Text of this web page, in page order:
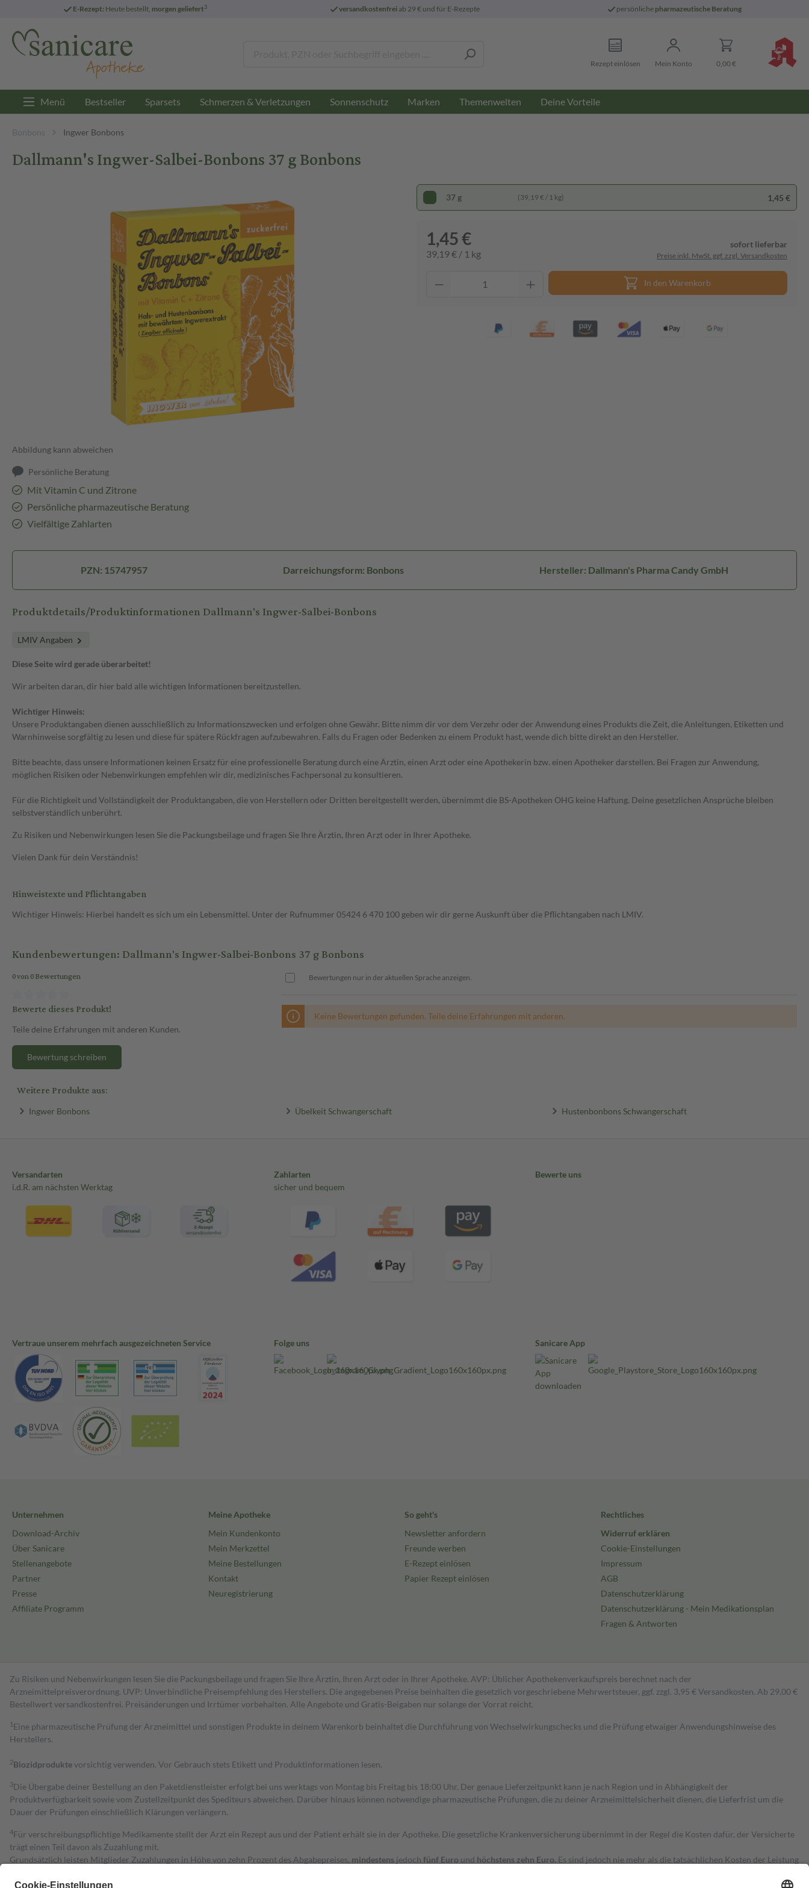
E-Rezept: Heute bestellt, morgen geliefert3 versandkostenfreiab 29 € und für E-Rezepte persönliche pharmazeutische Beratung
Rezept einlösen Mein Konto 0,00 €
Menü Bestseller Sparsets Schmerzen & Verletzungen Sonnenschutz Marken Themenwelten Deine Vorteile
Bonbons Ingwer Bonbons
Dallmann's Ingwer-Salbei-Bonbons 37 g Bonbons
Abbildung kann abweichen
Persönliche Beratung
Mit Vitamin C und Zitrone
Persönliche pharmazeutische Beratung
Vielfältige Zahlarten
37 g (39,19 € / 1 kg) 1,45 €
1,45 €
39,19 € / 1 kg
sofort lieferbar
Preise inkl. MwSt. ggf. zzgl. Versandkosten
In den Warenkorb
PZN: 15747957 Darreichungsform: Bonbons Hersteller: Dallmann's Pharma Candy GmbH
Produktdetails/Produktinformationen Dallmann's Ingwer-Salbei-Bonbons
LMIV Angaben
Diese Seite wird gerade überarbeitet!
Wir arbeiten daran, dir hier bald alle wichtigen Informationen bereitzustellen.
Wichtiger Hinweis:
Unsere Produktangaben dienen ausschließlich zu Informationszwecken und erfolgen ohne Gewähr. Bitte nimm dir vor dem Verzehr oder der Anwendung eines Produkts die Zeit, die Anleitungen, Etiketten und
Warnhinweise sorgfältig zu lesen und diese für spätere Rückfragen aufzubewahren. Falls du Fragen oder Bedenken zu einem Produkt hast, wende dich bitte direkt an den Hersteller.
Bitte beachte, dass unsere Informationen keinen Ersatz für eine professionelle Beratung durch eine Ärztin, einen Arzt oder eine Apothekerin bzw. einen Apotheker darstellen. Bei Fragen zur Anwendung,
möglichen Risiken oder Nebenwirkungen empfehlen wir dir, medizinisches Fachpersonal zu konsultieren.
Für die Richtigkeit und Vollständigkeit der Produktangaben, die von Herstellern oder Dritten bereitgestellt werden, übernimmt die BS-Apotheken OHG keine Haftung. Deine gesetzlichen Ansprüche bleiben
selbstverständlich unberührt.
Zu Risiken und Nebenwirkungen lesen Sie die Packungsbeilage und fragen Sie Ihre Ärztin, Ihren Arzt oder in Ihrer Apotheke.
Vielen Dank für dein Verständnis!
Hinweistexte und Pflichtangaben
Wichtiger Hinweis: Hierbei handelt es sich um ein Lebensmittel. Unter der Rufnummer 05424 6 470 100 geben wir dir gerne Auskunft über die Pflichtangaben nach LMIV.
Kundenbewertungen: Dallmann's Ingwer-Salbei-Bonbons 37 g Bonbons
0 von 0 Bewertungen
Bewerte dieses Produkt!
Teile deine Erfahrungen mit anderen Kunden.
Bewertung schreiben
Bewertungen nur in der aktuellen Sprache anzeigen.
Keine Bewertungen gefunden. Teile deine Erfahrungen mit anderen.
Weitere Produkte aus:
Ingwer Bonbons Übelkeit Schwangerschaft Hustenbonbons Schwangerschaft
Versandarten
i.d.R. am nächsten Werktag
Zahlarten
sicher und bequem
Bewerte uns
Vertraue unserem mehrfach ausgezeichneten Service Folge uns Sanicare App
Unternehmen
Download-Archiv
Über Sanicare
Stellenangebote
Partner
Presse
Affiliate Programm
Meine Apotheke
Mein Kundenkonto
Mein Merkzettel
Meine Bestellungen
Kontakt
Neuregistrierung
So geht's
Newsletter anfordern
Freunde werben
E-Rezept einlösen
Papier Rezept einlösen
Rechtliches
Widerruf erklären
Cookie-Einstellungen
Impressum
AGB
Datenschutzerklärung
Datenschutzerklärung - Mein Medikationsplan
Fragen & Antworten
Zu Risiken und Nebenwirkungen lesen Sie die Packungsbeilage und fragen Sie Ihre Ärztin, Ihren Arzt oder in Ihrer Apotheke. AVP: Üblicher Apothekenverkaufspreis berechnet nach der
Arzneimittelpreisverordnung. UVP: Unverbindliche Preisempfehlung des Herstellers. Die angegebenen Preise beinhalten die gesetzlich vorgeschriebene Mehrwertsteuer, ggf. zzgl. 3,95 € Versandkosten. Ab 29,00 €
Bestell­wert versand­kosten­frei. Preisänderungen und Irrtümer vorbehalten. Alle Angebote und Gratis-Beigaben nur solange der Vorrat reicht.
1 Eine pharmazeutische Prüfung der Arzneimittel und sonstigen Produkte in deinem Warenkorb beinhaltet die Durchführung von Wechselwirkungschecks und die Prüfung etwaiger Anwendungshinweise des
Herstellers.
2Biozidproduktevorsichtig verwenden. Vor Gebrauch stets Etikett und Produktinformationen lesen.
3Die Übergabe deiner Bestellung an den Paketdienstleister erfolgt bei uns werktags von Montag bis Freitag bis 18:00 Uhr. Der genaue Lieferzeitpunkt kann je nach Region und in Abhängigkeit der
Produktverfügbarkeit sowie vom Zustellzeitpunkt des Spediteurs abweichen. Darüber hinaus können notwendige pharmazeutische Prüfungen, die zu deiner Arzneimittelsicherheit dienen, die Lieferfrist um die
Dauer der Prüfungen einschließlich Klärungen verlängern.
4Für verschreibungspflichtige Medikamente stellt der Arzt ein Rezept aus und der Patient erhält sie in der Apotheke. Die gesetzliche Krankenversicherung übernimmt in der Regel die Kosten dafür, der Versicherte
trägt einen Teil davon als Zuzahlung mit.
Grundsätzlich leisten Mitglieder Zuzahlungen in Höhe von zehn Prozent des Abgabepreises, mindestens jedoch fünf Euro und höchstens zehn Euro. Es sind jedoch nie mehr als die tatsächlichen Kosten der Leistung
Diese Regeln gelten grundsätzlich auch für Online-Apotheken.